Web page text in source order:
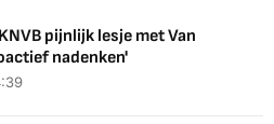
pijnlijk lesje met Van
nadenken'